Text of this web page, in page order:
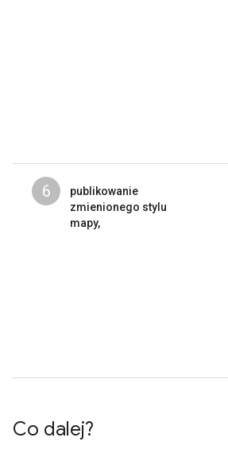
6
publikowanie
zmienionego stylu
mapy,
Co dalej?